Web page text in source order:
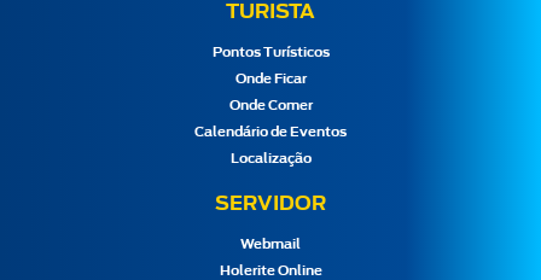
TURISTA
Pontos Turísticos
Onde Ficar
Onde Comer
Calendário de Eventos
Localização
SERVIDOR
Webmail
Holerite Online